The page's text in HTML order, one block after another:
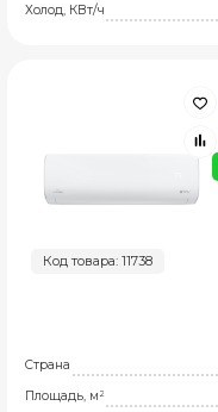
Холод, КВт/ч
Код товара: 11738
Страна
Площадь, м²